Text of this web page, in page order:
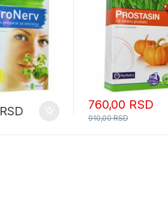
RSD 760,00 RSD
910,00RSD